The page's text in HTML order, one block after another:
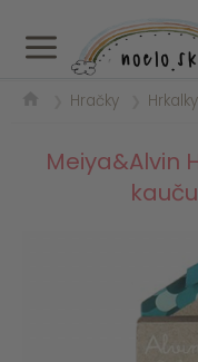
a
Hračky
Meiya&Alvin